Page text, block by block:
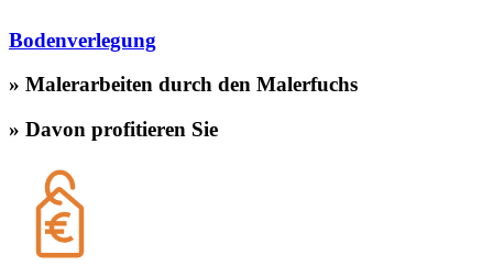
Bodenverlegung
» Malerarbeiten durch den Malerfuchs
» Davon profitieren Sie